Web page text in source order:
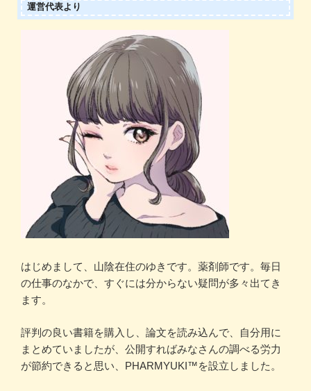
運営代表より
はじめまして、山陰在住のゆきです。薬剤師です。毎日
の仕事のなかで、すぐには分からない疑問が多々出てき
ます。
評判の良い書籍を購入し、論文を読み込んで、自分用に
まとめていましたが、公開すればみなさんの調べる労力
が節約できると思い、PHARMYUKI™を設立しました。